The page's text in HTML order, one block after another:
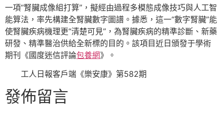
一項“腎臟成像組打算”，擬經由過程多模態成像技巧與人工智
能算法，率先構建全腎臟數字圖譜。據悉，這一“數字腎臟”能
使腎臟疾病機理更“清楚可見”，為腎臟疾病的精準診斷、新藥
研發、精準醫治供給全新標的目的。該項目近日頒發于學術
期刊《國度迷信評論包養網》。
工人日報客戶端《樂安康》第582期
發佈留言